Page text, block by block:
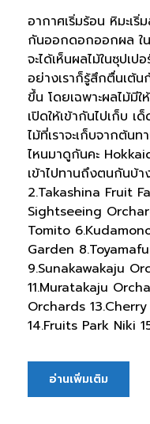
อากาศเริ่มร้อน หิมะเริ่
กันออกดอกออกผล ใน
จะได้เห็นผลไม้ในซุปเป
อย่างเราก็รู้สึกตื่นเต้
ขึ้น โดยเฉพาะผลไม้มีใ
เปิดให้เข้ากันไปเก็บ
ไม้ที่เราจะเก็บจากต้นท
ไหนมาดูกันคะ
เข้าไปทานถึงตนกันบ้
2.Takashina Fruit
Sightseeing
Tomito
Garden
9.Sunakawakaju
11.Muratakaju
Orchards
14.Fruits Park Niki
อ่านเพิ่มเติม